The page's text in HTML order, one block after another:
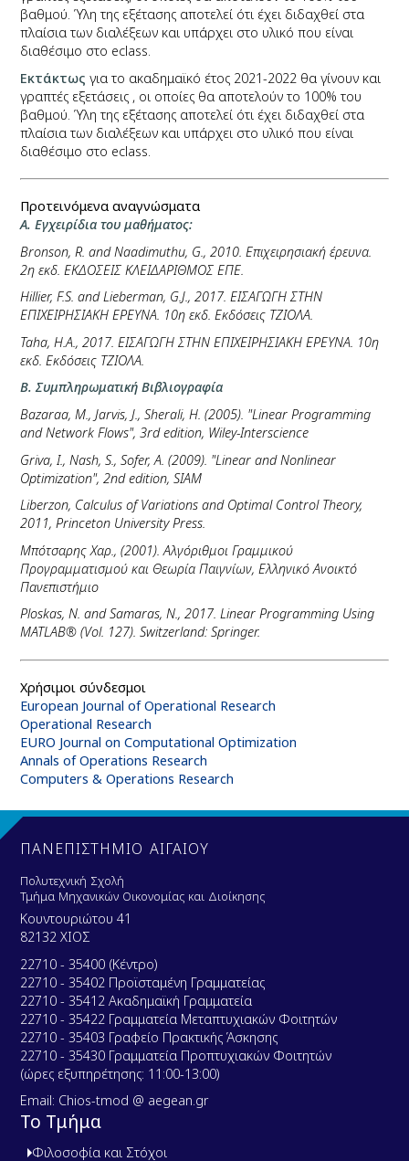
βαθμού. Ύλη της εξέτασης αποτελεί ότι έχει διδαχθεί στα
πλαίσια των διαλέξεων και υπάρχει στο υλικό που είναι
διαθέσιμο στο eclass.
Εκτάκτωςγια το ακαδημαϊκό έτος 2021-2022 θα γίνουν και
γραπτές εξετάσεις , οι οποίες θα αποτελούν το 100% του
βαθμού. Ύλη της εξέτασης αποτελεί ότι έχει διδαχθεί στα
πλαίσια των διαλέξεων και υπάρχει στο υλικό που είναι
διαθέσιμο στο eclass.
Προτεινόμενα αναγνώσματα
A. Εγχειρίδια του μαθήματος:
Bronson, R. and Naadimuthu, G., 2010. Επιχειρησιακή έρευνα.
2η εκδ. ΕΚΔΟΣΕΙΣ ΚΛΕΙΔΑΡΙΘΜΟΣ ΕΠΕ.
Hillier, F.S. and Lieberman, G.J., 2017. ΕΙΣΑΓΩΓΗ ΣΤΗΝ
ΕΠΙΧΕΙΡΗΣΙΑΚΗ ΕΡΕΥΝΑ. 10η εκδ. Εκδόσεις ΤΖΙΟΛΑ.
Taha, H.A., 2017. ΕΙΣΑΓΩΓΗ ΣΤΗΝ ΕΠΙΧΕΙΡΗΣΙΑΚΗ ΕΡΕΥΝΑ. 10η
εκδ. Εκδόσεις ΤΖΙΟΛΑ.
B. Συμπληρωματική Βιβλιογραφία
Bazaraa, M., Jarvis, J., Sherali, H. (2005). "Linear Programming
and Network Flows", 3rd edition, Wiley-Interscience
Griva, I., Nash, S., Sofer, A. (2009). "Linear and Nonlinear
Optimization", 2nd edition, SIAM
Liberzon, Calculus of Variations and Optimal Control Theory,
2011, Princeton University Press.
Μπότσαρης Χαρ., (2001). Αλγόριθμοι Γραμμικού
Προγραμματισμού και Θεωρία Παιγνίων, Ελληνικό Ανοικτό
Πανεπιστήμιο
Ploskas, N. and Samaras, N., 2017. Linear Programming Using
MATLAB® (Vol. 127). Switzerland: Springer.
Χρήσιμοι σύνδεσμοι
European Journal of Operational Research
Operational Research
EURO Journal on Computational Optimization
Annals of Operations Research
Computers & Operations Research
ΠΑΝΕΠΙΣΤΗΜΙΟ ΑΙΓΑΙΟΥ
Πολυτεχνική Σχολή
Τμήμα Μηχανικών Οικονομίας και Διοίκησης
Κουντουριώτου 41
82132 ΧΙΟΣ
22710 - 35400 (Κέντρο)
22710 - 35402 Προϊσταμένη Γραμματείας
22710 - 35412 Ακαδημαϊκή Γραμματεία
22710 - 35422 Γραμματεία Μεταπτυχιακών Φοιτητών
22710 - 35403 Γραφείο Πρακτικής Άσκησης
22710 - 35430 Γραμματεία Προπτυχιακών Φοιτητών
(ώρες εξυπηρέτησης: 11:00-13:00)
Email: Chios-tmod @ aegean.gr
Το Τμήμα
Φιλοσοφία και Στόχοι